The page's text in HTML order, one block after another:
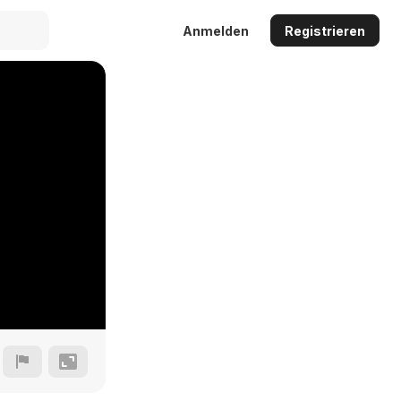
Anmelden Registrieren